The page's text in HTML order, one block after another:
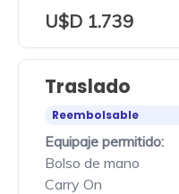
U$D 1.739
Traslado
Reembolsable
Equipaje permitido:
Bolso de mano
Carry On